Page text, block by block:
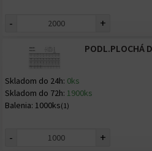
- +
PODL.PLOCHÁ
Skladom do 24h: 0ks
Skladom do 72h: 1900ks
Balenia: 1000ks(1)
- +